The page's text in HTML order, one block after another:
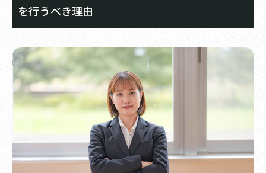
を行うべき理由